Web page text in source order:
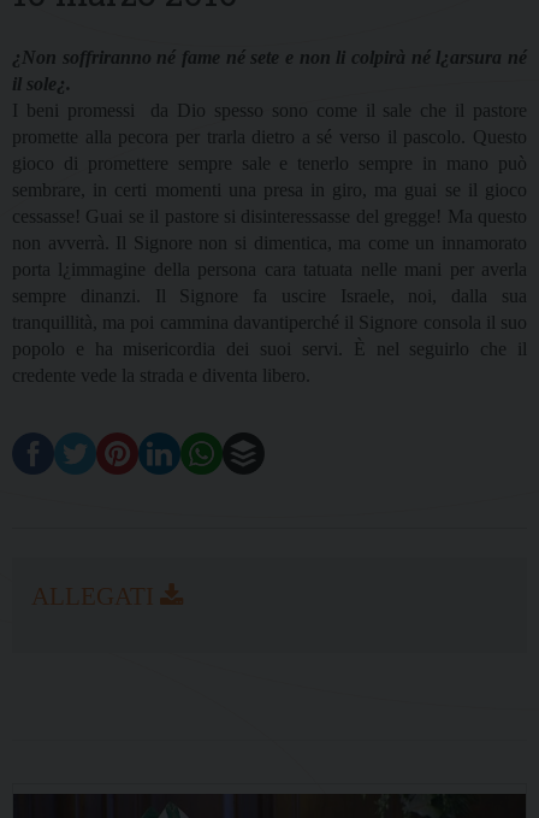
¿Non soffriranno né fame né sete e non li colpirà né l¿arsura né
il sole¿.
I beni promessi
da Dio spesso sono come il sale che il pastore
promette alla pecora per trarla dietro a sé verso il pascolo. Questo
gioco di promettere sempre sale e tenerlo sempre in mano può
sembrare, in certi momenti una presa in giro, ma guai se il gioco
cessasse! Guai se il pastore si disinteressasse del gregge! Ma questo
non avverrà. Il Signore non si dimentica, ma come un innamorato
porta l¿immagine della persona cara tatuata nelle mani per averla
sempre dinanzi. Il Signore fa uscire Israele, noi, dalla sua
tranquillità, ma poi cammina davantiperché il Signore consola il suo
popolo e ha misericordia dei suoi servi. È nel seguirlo che il
credente vede la strada e diventa libero.